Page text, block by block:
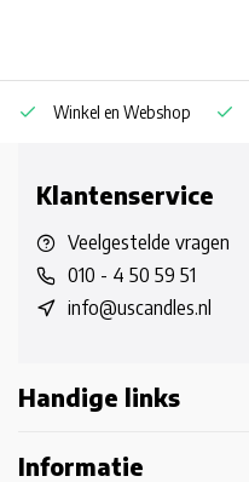
Winkel en Webshop
Klantenservice
Veelgestelde vragen
010 - 4 50 59 51
info@uscandles.nl
Handige links
Informatie